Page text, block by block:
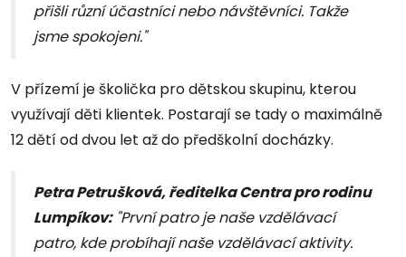
přišli různí účastníci nebo návštěvníci. Takže
jsme spokojeni."
V přízemí je školička pro dětskou skupinu, kterou
využívají děti klientek. Postarají se tady o maximálně
12 dětí od dvou let až do předškolní docházky.
Petra Petrušková, ředitelka Centra pro rodinu
Lumpíkov:"První patro je naše vzdělávací
patro, kde probíhají naše vzdělávací aktivity.